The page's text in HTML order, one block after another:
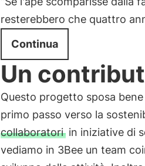
resterebbero che quattro
Continua
Un
Questo progetto sposa
primo passo verso la
collaboratoriin iniziative di
vediamo in 3Bee un team